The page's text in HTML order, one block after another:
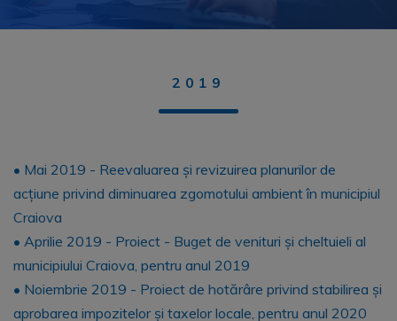
2019
• Mai 2019 - Reevaluarea și revizuirea planurilor de
acțiune privind diminuarea zgomotului ambient în municipiul
Craiova
• Aprilie 2019 - Proiect - Buget de venituri și cheltuieli al
municipiului Craiova, pentru anul 2019
• Noiembrie 2019 - Proiect de hotărâre privind stabilirea și
aprobarea impozitelor și taxelor locale, pentru anul 2020